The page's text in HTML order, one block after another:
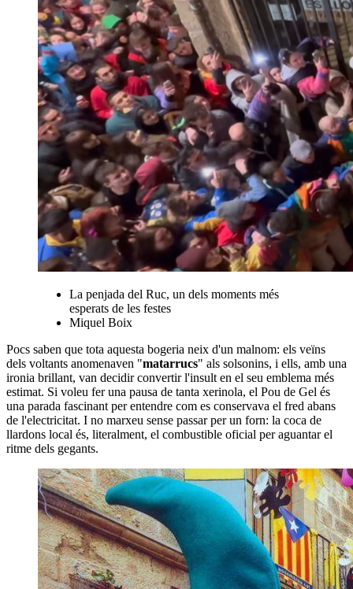
La penjada del Ruc, un dels moments més
esperats de les festes
Miquel Boix
Pocs saben que tota aquesta bogeria neix d'un malnom: els veïns
dels voltants anomenaven "matarrucs" als solsonins, i ells, amb una
ironia brillant, van decidir convertir l'insult en el seu emblema més
estimat. Si voleu fer una pausa de tanta xerinola, el Pou de Gel és
una parada fascinant per entendre com es conservava el fred abans
de l'electricitat. I no marxeu sense passar per un forn: la coca de
llardons local és, literalment, el combustible oficial per aguantar el
ritme dels gegants.